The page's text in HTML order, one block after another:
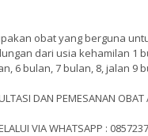
obat yang berguna
dari usia kehamilan 1
6 bulan, 7 bulan, 8, jalan 9
DAN PEMESANAN OBAT
VIA WHATSAPP :